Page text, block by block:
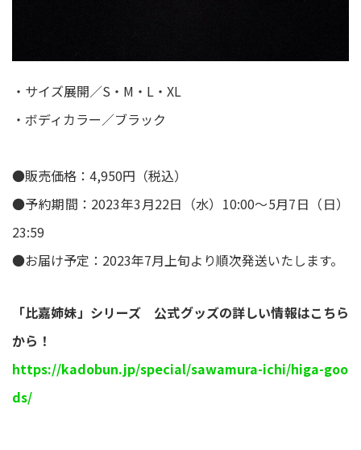
・サイズ展開／S・M・L・XL
・ボディカラー／ブラック
●販売価格：4,950円（税込）
●予約期間：2023年3月22日（水）10:00～5月7日（日）
23:59
●お届け予定：2023年7月上旬より順次発送いたします。
「比嘉姉妹」シリーズ 公式グッズの詳しい情報はこちら
から！
https://kadobun.jp/special/sawamura-ichi/higa-goo
ds/